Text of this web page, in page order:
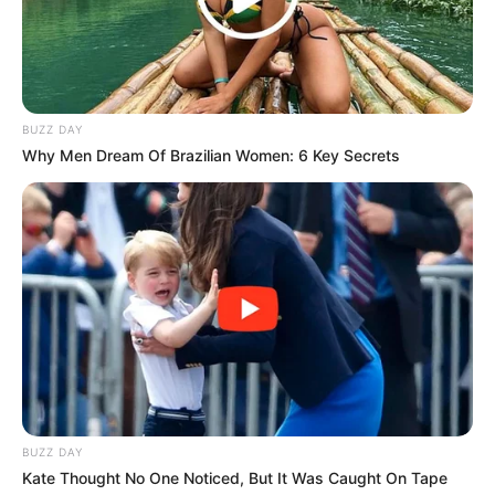
memiliki bisnis dibidang kecantikan yang bernamaPoetre Wax
& Spa.
Wulan juga mempunyai bisnis dibidang kuliner yakni kopi dan
ice cream. Ia membuat bisnis online untuk ice creamnya dan ia
membuka kedai kopinya di Bandung.
Berkarir didunia hiburan sedari muda, Wulan mendapat
penghargaan dalam ajang MTV Indonesia Movie Award
dengan kategori Most Favorite Supporting Actress.
Di tahun 2011, ia mendapatkan penghargaan dari Indonesian
Movie Award dengan kategori Most Favorite Actress dalam film
Demi Dewi
Diisukan memiliki hubungan dengan pemain basket Sabda
Ahessa yang memiliki perbedaan usia sampai 15 tahun.
Sempat mencalonkan sebagai calon legislatif dai tahun 2009
namun ditolak karena ijazah dianggap palsu. Ia membuat
BUZZ DAY
Why Men Dream Of Brazilian Women: 6 Key Secrets
BUZZ DAY
Kate Thought No One Noticed, But It Was Caught On Tape